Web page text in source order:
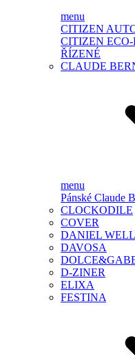
menu
CITIZEN
CITIZEN
ŘÍZENÉ
CLAUDE
menu
Pánské Claude
CLOCKODILE
COVER
DANIEL
DAVOSA
D-ZINER
ELIXA
FESTINA